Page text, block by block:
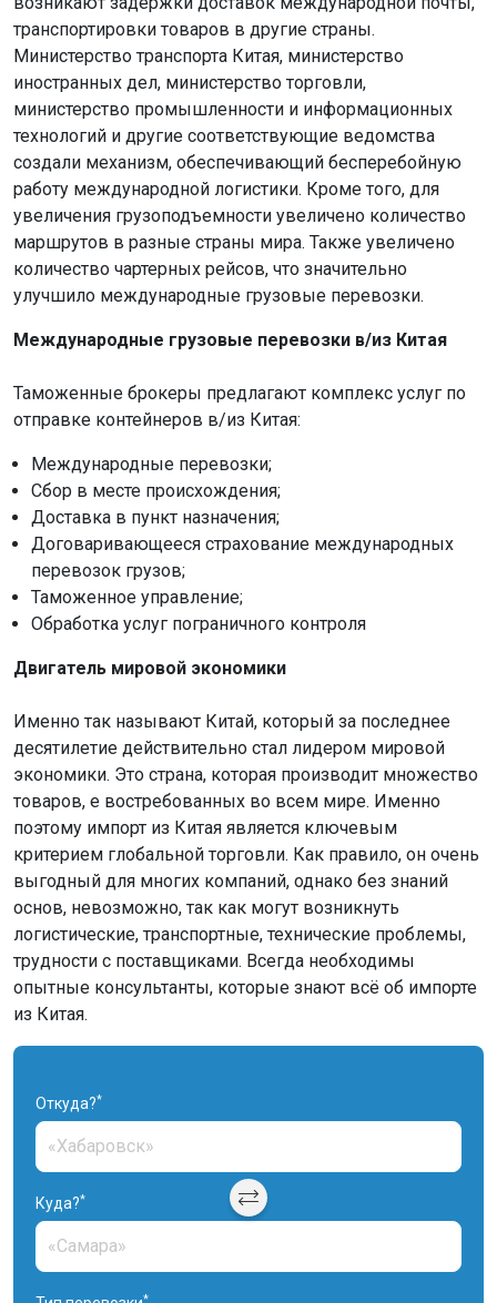
транспортировки товаров в другие страны.
Министерство транспорта Китая, министерство
иностранных дел, министерство торговли,
министерство промышленности и информационных
технологий и другие соответствующие ведомства
создали механизм, обеспечивающий бесперебойную
работу международной логистики. Кроме того, для
увеличения грузоподъемности увеличено количество
маршрутов в разные страны мира. Также увеличено
количество чартерных рейсов, что значительно
улучшило международные грузовые перевозки.
Международные грузовые перевозки в/из Китая
Таможенные брокеры предлагают комплекс услуг по
отправке контейнеров в/из Китая:
Международные перевозки;
Сбор в месте происхождения;
Доставка в пункт назначения;
Договаривающееся страхование международных
перевозок грузов;
Таможенное управление;
Обработка услуг пограничного контроля
Двигатель мировой экономики
Именно так называют Китай, который за последнее
десятилетие действительно стал лидером мировой
экономики. Это страна, которая производит множество
товаров, е востребованных во всем мире. Именно
поэтому импорт из Китая является ключевым
критерием глобальной торговли. Как правило, он очень
выгодный для многих компаний, однако без знаний
основ, невозможно, так как могут возникнуть
логистические, транспортные, технические проблемы,
трудности с поставщиками. Всегда необходимы
опытные консультанты, которые знают всё об импорте
из Китая.
Откуда?*
Куда?*
*